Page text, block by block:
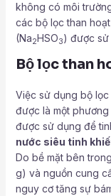
không có môi
các bộ lọc than
(Na2 HSO3) được sử
Bộ lọc than
Việc sử dụng bộ
được là một
được sử dụng để
nước siêu tinh
Do bề mặt bên
g) và nguồn cung
nguy cơ tăng sự